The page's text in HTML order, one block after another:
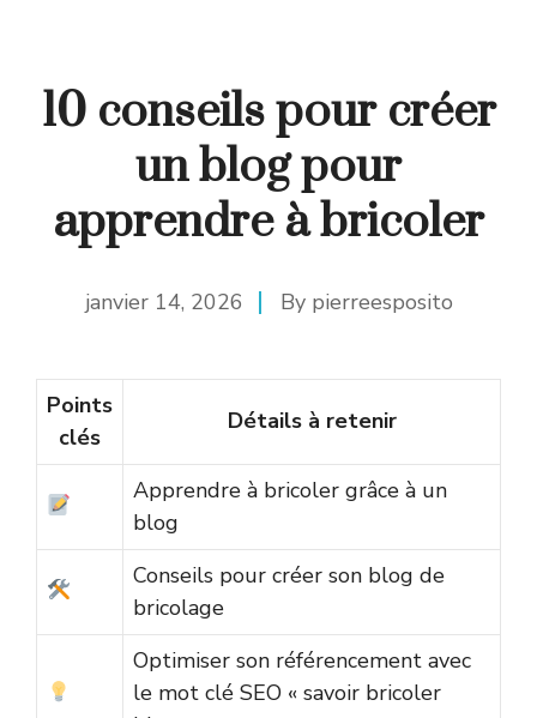
10 conseils pour créer
un blog pour
apprendre à bricoler
janvier 14, 2026 By pierreesposito
Points
clés
Détails à retenir
Apprendre à bricoler grâce à un
blog
Conseils pour créer son blog de
bricolage
Optimiser son référencement avec
le mot clé SEO « savoir bricoler